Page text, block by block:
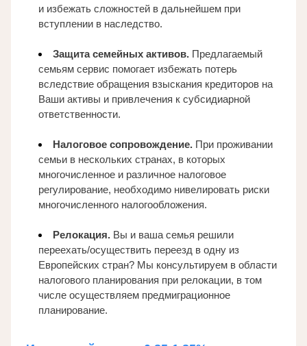
и избежать сложностей в дальнейшем при
вступлении в наследство.
Защита семейных активов. Предлагаемый
семьям сервис помогает избежать потерь
вследствие обращения взыскания кредиторов на
Ваши активы и привлечения к субсидиарной
ответственности.
Налоговое сопровождение. При проживании
семьи в нескольких странах, в которых
многочисленное и различное налоговое
регулирование, необходимо нивелировать риски
многочисленного налогообложения.
Релокация. Вы и ваша семья решили
переехать/осуществить переезд в одну из
Европейских стран? Мы консультируем в области
налогового планирования при релокации, в том
числе осуществляем предмиграционное
планирование.